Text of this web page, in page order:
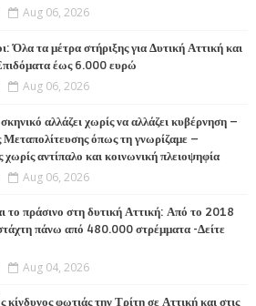
Aug 06, 2026
Όλα τα μέτρα στήριξης για Δυτική Αττική και
έως 6.000 ευρώ
Aug 06, 2026
αλλάζει χωρίς να αλλάζει κυβέρνηση –
Μεταπολίτευσης όπως τη γνωρίζαμε –
αντίπαλο και κοινωνική πλειοψηφία
Aug 06, 2026
το πράσινο στη δυτική Αττική: Από το 2018
στάχτη πάνω από 480.000 στρέμματα -Δείτε
Aug 04, 2026
φωτιάς την Τρίτη σε Αττική και στις